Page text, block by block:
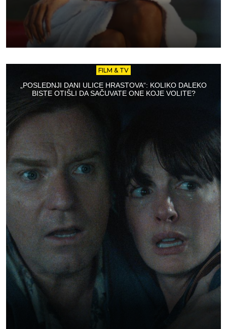
FILM & TV
„POSLEDNJI DANI ULICE HRASTOVA“: KOLIKO DALEKO
BISTE OTIŠLI DA SAČUVATE ONE KOJE VOLITE?